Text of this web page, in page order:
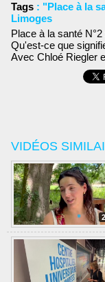
VIDÉOS
Tags : "Place à la
Limoges
Place à la santé
Qu'est-ce que
Avec Chloé Riegler